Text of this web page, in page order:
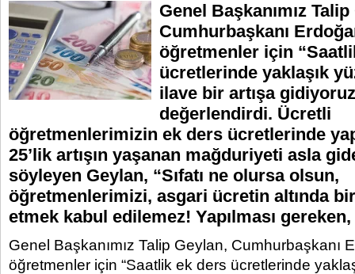
Genel Başkanımız
Cumhurbaşkanı
öğretmenler için
ücretlerinde yaklaşık
ilave bir artışa
değerlendirdi. Ücretli
öğretmenlerimizin ek ders ücretlerinde
25’lik artışın yaşanan mağduriyeti asla
söyleyen Geylan, “Sıfatı ne olursa olsun,
öğretmenlerimizi, asgari ücretin altında
etmek kabul edilemez! Yapılması
Genel Başkanımız Talip Geylan, Cumhurbaşkanı
öğretmenler için “Saatlik ek ders ücretlerinde